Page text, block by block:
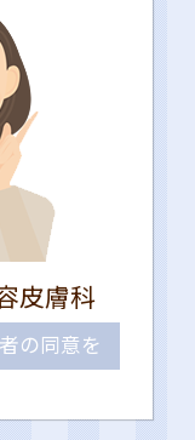
皮膚科
の同意を